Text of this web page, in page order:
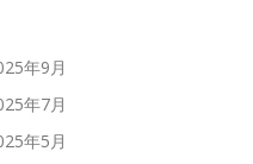
年9月
年7月
年5月